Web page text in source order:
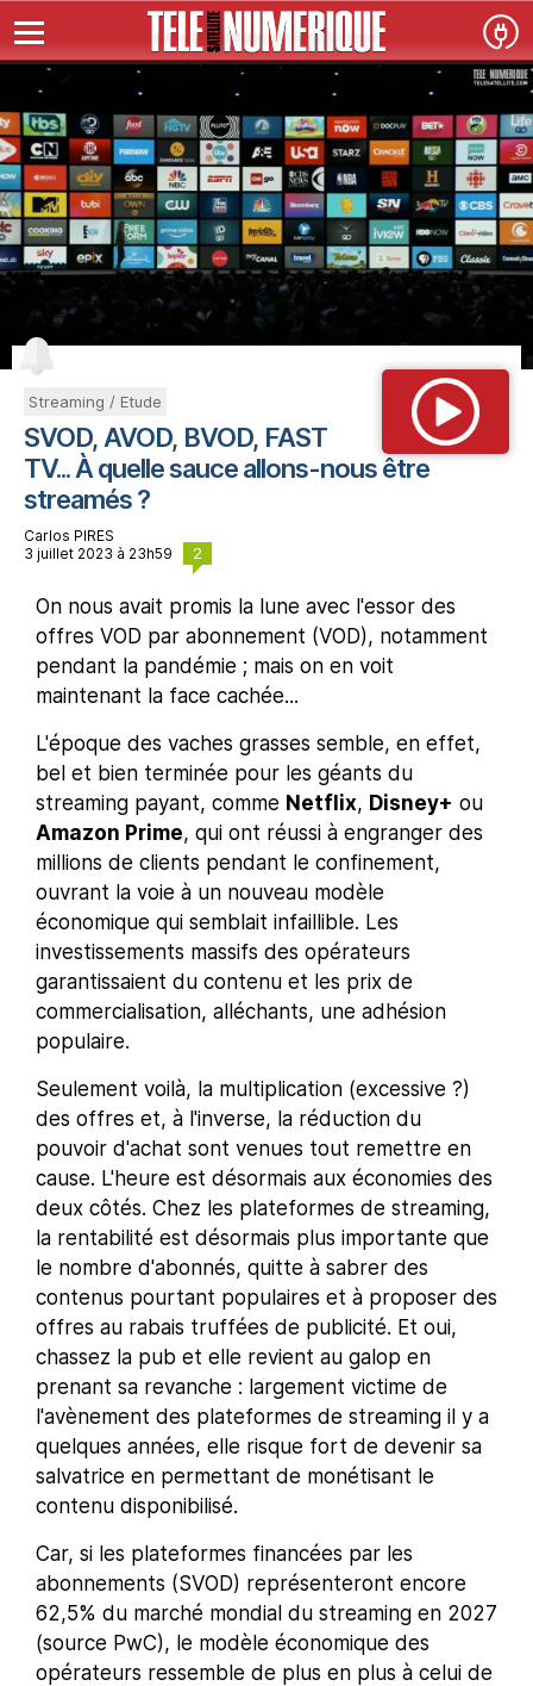
Streaming / Etude
SVOD, AVOD, BVOD, FAST
TV... À quelle sauce allons-nous être
streamés ?
Carlos PIRES
3 juillet 2023 à 23h59
2
On nous avait promis la lune avec l'essor des
offres VOD par abonnement (VOD), notamment
pendant la pandémie ; mais on en voit
maintenant la face cachée...
L'époque des vaches grasses semble, en effet,
bel et bien terminée pour les géants du
streaming payant, comme Netflix, Disney+ ou
Amazon Prime, qui ont réussi à engranger des
millions de clients pendant le confinement,
ouvrant la voie à un nouveau modèle
économique qui semblait infaillible. Les
investissements massifs des opérateurs
garantissaient du contenu et les prix de
commercialisation, alléchants, une adhésion
populaire.
Seulement voilà, la multiplication (excessive ?)
des offres et, à l'inverse, la réduction du
pouvoir d'achat sont venues tout remettre en
cause. L'heure est désormais aux économies des
deux côtés. Chez les plateformes de streaming,
la rentabilité est désormais plus importante que
le nombre d'abonnés, quitte à sabrer des
contenus pourtant populaires et à proposer des
offres au rabais truffées de publicité. Et oui,
chassez la pub et elle revient au galop en
prenant sa revanche : largement victime de
l'avènement des plateformes de streaming il y a
quelques années, elle risque fort de devenir sa
salvatrice en permettant de monétisant le
contenu disponibilisé.
Car, si les plateformes financées par les
abonnements (SVOD) représenteront encore
62,5% du marché mondial du streaming en 2027
(source PwC), le modèle économique des
opérateurs ressemble de plus en plus à celui de